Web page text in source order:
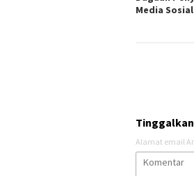
Media Sosial
Alamat email